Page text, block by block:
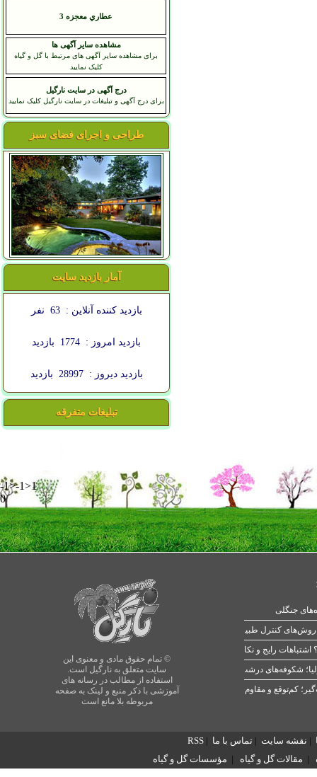
عطاري معجزه 3
مشاهده سایر آگهی ها
برای مشاهده سایر آگهی های مرتبط با گل و گیاه
کلیک نمایید
درج آگهی در سایت نارگیل
برای درج آگهی و تبلیغات در سایت نارگیل کلیک نمایید
طراحی و اجرای فضای سبز
آمار بازدید سایت
بازدید کننده آنلاین : 63 نفر
بازدید امروز : 1774 بازدید
بازدید دیروز : 28997 بازدید
تبلیغات متفرقه
-1>-1>1
0
© تمام حقوق مادی و معنوی این
سایت متعلق به نارگیل است.
استفاده از مطالب در رسانه های
آموزشی با ذکر منبع و لینک به صفحه
مربوطه بلا مانع است
جنگلی
رایج و نکات طلایی
شکوفه‌های درشت در بهار
| نقشه سایت | تماس با ما |
RSS
| مقالات گل و گیاه | مؤسسات گل و گیاه